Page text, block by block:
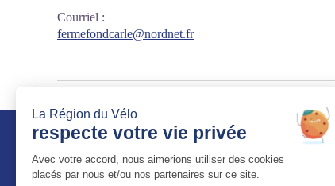
Courriel :
fermefondcarle@nordnet.fr